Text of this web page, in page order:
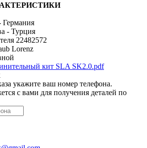
Германия
- Турция
22482572
Lorenz
кит SLA SK2.0.pdf
укажите ваш номер телефона.
с вами для получения деталей по